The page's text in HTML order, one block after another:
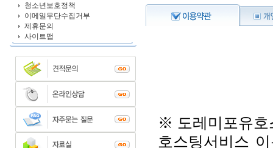
청소년보호정책
이메일무단수집거부
제휴문의
사이트맵
※ 도레미포유호
호스팅서비스